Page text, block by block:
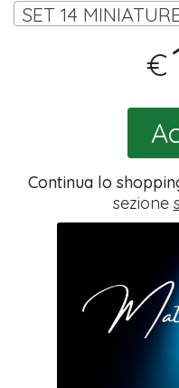
€
Continua lo
sezione